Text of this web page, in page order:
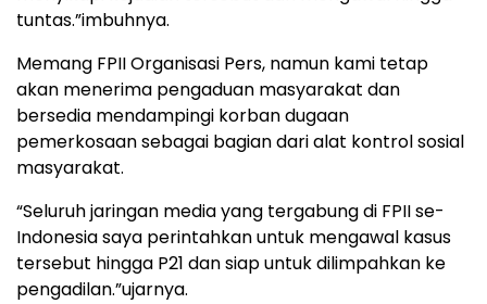
tuntas.”imbuhnya.
Memang FPII Organisasi Pers, namun kami tetap
akan menerima pengaduan masyarakat dan
bersedia mendampingi korban dugaan
pemerkosaan sebagai bagian dari alat kontrol sosial
masyarakat.
“Seluruh jaringan media yang tergabung di FPII se-
Indonesia saya perintahkan untuk mengawal kasus
tersebut hingga P21 dan siap untuk dilimpahkan ke
pengadilan.”ujarnya.